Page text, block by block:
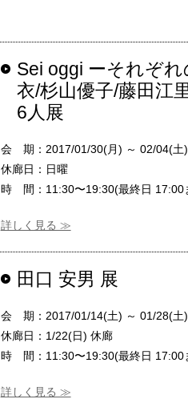
Sei oggi ーそれぞ
衣/杉山優子/藤田江
6人展
会 期：2017/01/30(月) ～ 02/04(土)
休廊日：日曜
時 間：11:30〜19:30(最終日 17:00
詳しく見る ≫
田口 安男 展
会 期：2017/01/14(土) ～ 01/28(土)
休廊日：1/22(日) 休廊
時 間：11:30〜19:30(最終日 17:00
詳しく見る ≫